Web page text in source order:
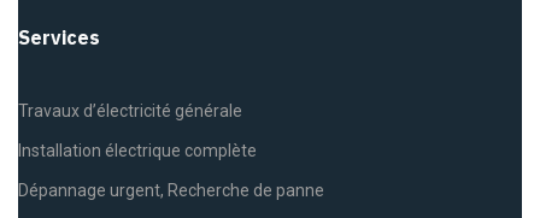
Services
Travaux d’électricité générale
Installation électrique complète
Dépannage urgent, Recherche de panne